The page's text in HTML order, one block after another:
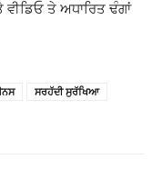
ਤੇ ਅਧਾਰਿਤ ਢੰਗਾਂ
ਸਰਹੱਦੀ ਸੁਰੱਖਿਆ